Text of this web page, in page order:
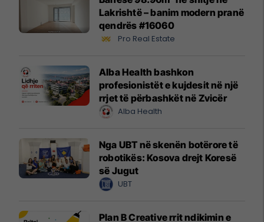
Lakrishtë – banim modern pranë
qendrës #16060
Pro Real Estate
Alba Health bashkon
profesionistët e kujdesit në një
rrjet të përbashkët në Zvicër
Alba Health
Nga UBT në skenën botërore të
robotikës: Kosova drejt Koresë
së Jugut
UBT
Plan B Creative rrit ndikimin e